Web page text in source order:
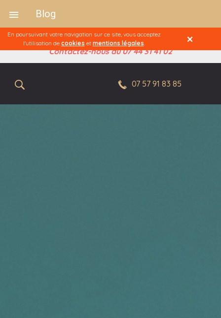
Une question ou besoin d'un renseignement ?
Contactez-nous au 07 44 31 41 02
07 57 91 83 85
En poursuivant votre navigation sur ce site, vous acceptez
l'utilisation de cookies et mentions légales.
Blog